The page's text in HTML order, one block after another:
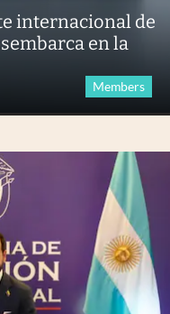
internacional de
en la
Members